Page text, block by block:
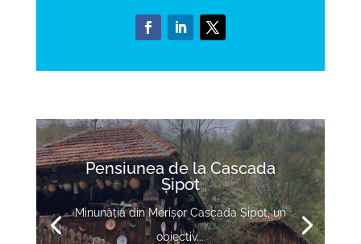
Pensiunea de la Cascada
Șipot
Minunăția din Merișor Cascada Șipot, un
obiectiv...